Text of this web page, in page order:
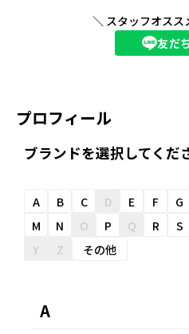
＼ スタッフオスス
友だ
プロフィール
●1989 ●着用サイズ 36・Ⅰ ●
身長
ブランドを選択してくだ
A B C D E F G
M
N O P Q R S
Y
Z その他
A